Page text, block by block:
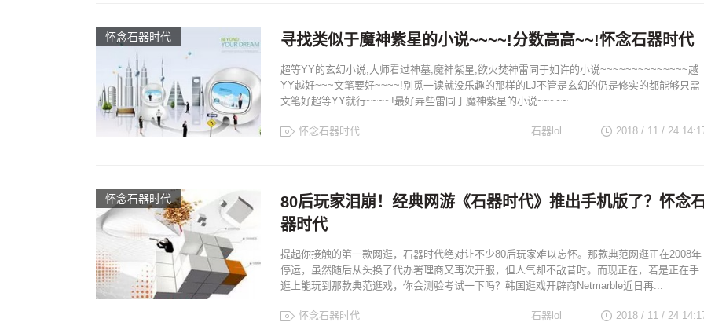
怀念石器时代 寻找类似于魔神紫星的小说~~~~!分数高高~~!怀念石器时代
超等YY的玄幻小说,大师看过神墓,魔神紫星,欲火焚神雷同于如许的小说~~~~~~~~~~~~~~越
YY越好~~~文笔要好~~~~!别觅一读就没乐趣的那样的LJ不管是玄幻的仍是修实的都能够只需
文笔好超等YY就行~~~~!最好弄些雷同于魔神紫星的小说~~~~~...
怀念石器时代 2018 / 11 / 24
石器lol
怀念石器时代
80后玩家泪崩！经典网游《石器时代》推出手机版了？怀念
器时代
提起你接触的第一款网逛，石器时代绝对让不少80后玩家难以忘怀。那款典范网逛正在2008年
停运，虽然随后从头换了代办署理商又再次开服，但人气却不敌昔时。而现正在，若是正在手
逛上能玩到那款典范逛戏，你会测验考试一下吗？韩国逛戏开辟商Netmarble近日再...
怀念石器时代 2018 / 11 / 24
石器lol